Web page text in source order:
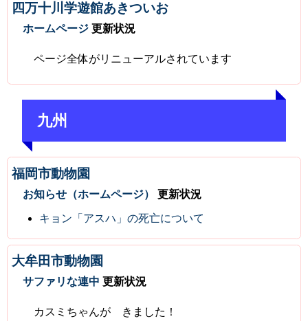
四万十川学遊館あきついお
ホームページ 更新状況
ページ全体がリニューアルされています
九州
福岡市動物園
お知らせ（ホームページ） 更新状況
キョン「アスハ」の死亡について
大牟田市動物園
サファリな連中 更新状況
カスミちゃんが きました！